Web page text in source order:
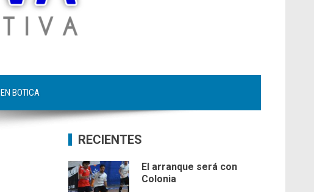
BOTICA
RECIENTES
El arranque será con
Colonia